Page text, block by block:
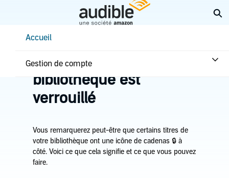
principalAccueil
Gestion de compte
Accueil
Un titre dans la
bibliothèque est
verrouillé
Vous remarquerez peut-être que certains titres de
votre bibliothèque ont une icône de cadenas 🔒 à
côté. Voici ce que cela signifie et ce que vous pouvez
faire.